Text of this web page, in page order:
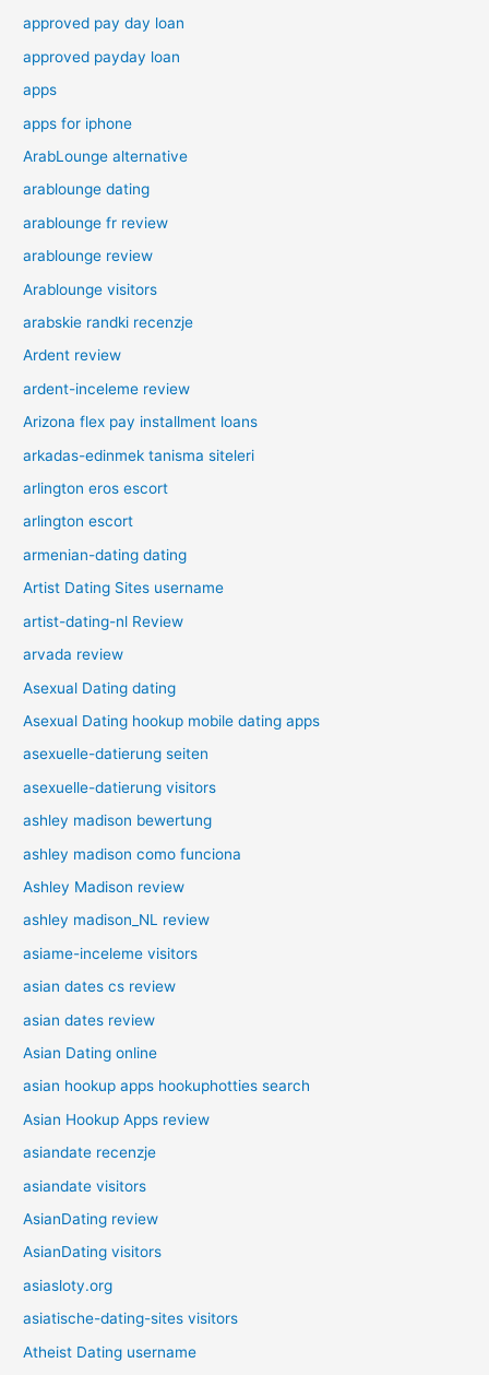
approved pay day loan
approved payday loan
apps
apps for iphone
ArabLounge alternative
arablounge dating
arablounge fr review
arablounge review
Arablounge visitors
arabskie randki recenzje
Ardent review
ardent-inceleme review
Arizona flex pay installment loans
arkadas-edinmek tanisma siteleri
arlington eros escort
arlington escort
armenian-dating dating
Artist Dating Sites username
artist-dating-nl Review
arvada review
Asexual Dating dating
Asexual Dating hookup mobile dating apps
asexuelle-datierung seiten
asexuelle-datierung visitors
ashley madison bewertung
ashley madison como funciona
Ashley Madison review
ashley madison_NL review
asiame-inceleme visitors
asian dates cs review
asian dates review
Asian Dating online
asian hookup apps hookuphotties search
Asian Hookup Apps review
asiandate recenzje
asiandate visitors
AsianDating review
AsianDating visitors
asiasloty.org
asiatische-dating-sites visitors
Atheist Dating username